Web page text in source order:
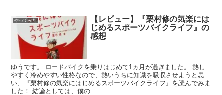
やってみた
【レビュー】『栗村修の気楽には
じめるスポーツバイクライフ』の
感想
ゆうです。 ロードバイクを乗りはじめて1ヵ月が過ぎました。 熱し
やすく冷めやすい性格なので、熱いうちに知識を吸収させようと思
い、『栗村修の気楽にはじめるスポーツバイクライフ』を読んでみま
した！ 結論としては、僕の...